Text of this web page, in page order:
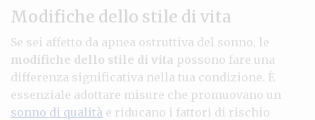
Modifiche dello stile di vita
Se sei affetto da apnea ostruttiva del sonno, le
modifiche dello stile di vita possono fare una
differenza significativa nella tua condizione. È
essenziale adottare misure che promuovano un
sonno di qualità e riducano i fattori di rischio